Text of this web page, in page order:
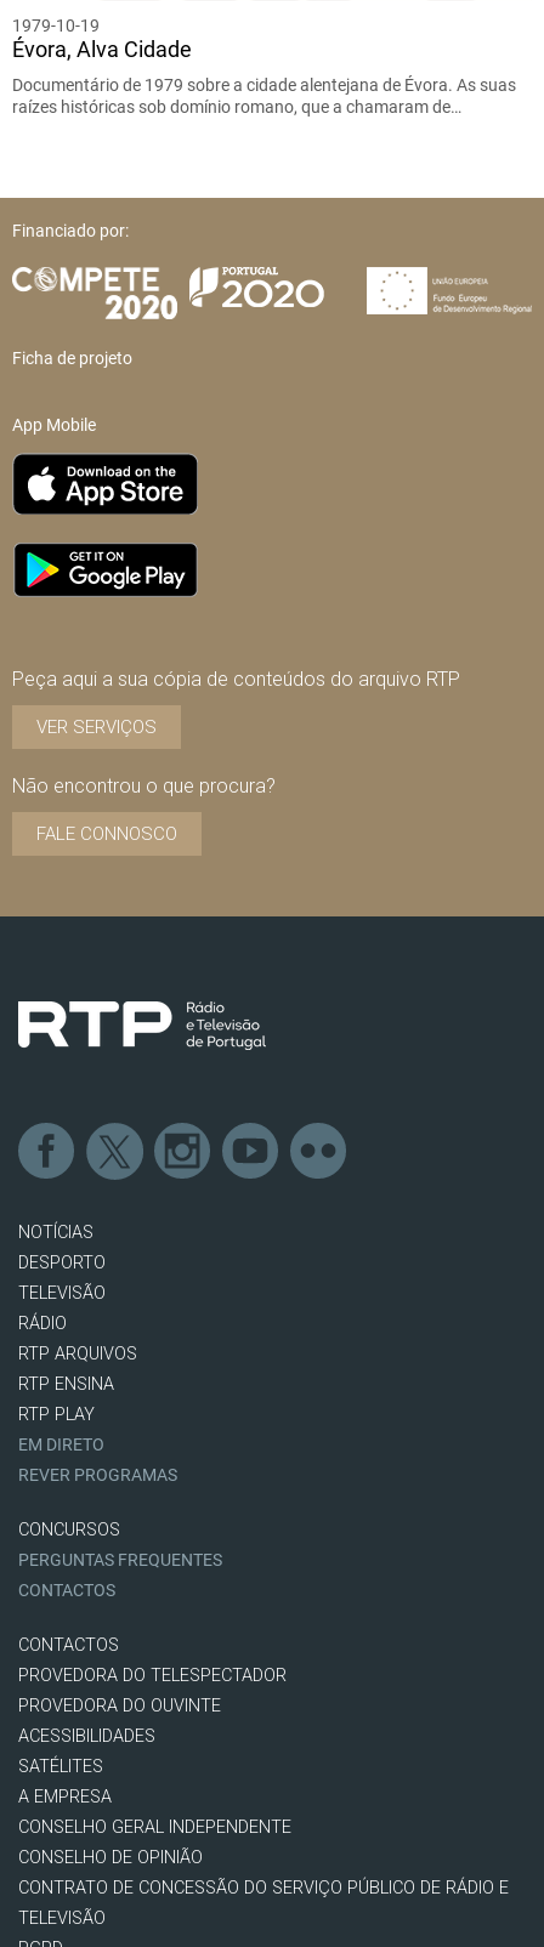
1979-10-19
Évora, Alva Cidade
Documentário de 1979 sobre a cidade alentejana de Évora. As suas
raízes históricas sob domínio romano, que a chamaram de…
Financiado por:
Ficha de projeto
App Mobile
Peça aqui a sua cópia de conteúdos do arquivo RTP
VER SERVIÇOS
Não encontrou o que procura?
FALE CONNOSCO
NOTÍCIAS
DESPORTO
TELEVISÃO
RÁDIO
RTP ARQUIVOS
RTP ENSINA
RTP PLAY
EM DIRETO
REVER PROGRAMAS
CONCURSOS
PERGUNTAS FREQUENTES
CONTACTOS
CONTACTOS
PROVEDORA DO TELESPECTADOR
PROVEDORA DO OUVINTE
ACESSIBILIDADES
SATÉLITES
A EMPRESA
CONSELHO GERAL INDEPENDENTE
CONSELHO DE OPINIÃO
CONTRATO DE CONCESSÃO DO SERVIÇO PÚBLICO DE RÁDIO E
TELEVISÃO